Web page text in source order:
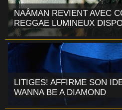
NAÂMAN REVIENT AVEC
REGGAE LUMINEUX
LITIGES! AFFIRME SON
WANNA BE A DIAMOND